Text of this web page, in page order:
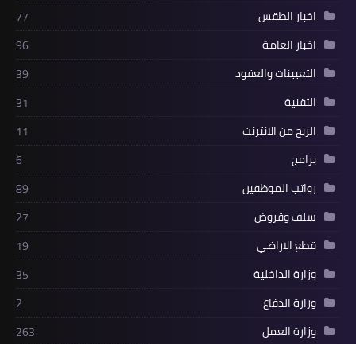
اخبار الطقس
77
اخبار العامة
96
التعيينات والعقود
39
التقنية
31
الربح من الانترنت
11
برامج
6
رواتب الموظفين
89
سلف وقروض
27
قطع الاراضي
19
وزارة الداخلية
35
وزارة الدفاع
2
وزارة العمل
263